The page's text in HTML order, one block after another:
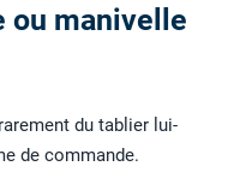
ou manivelle
du tablier lui-
de commande.